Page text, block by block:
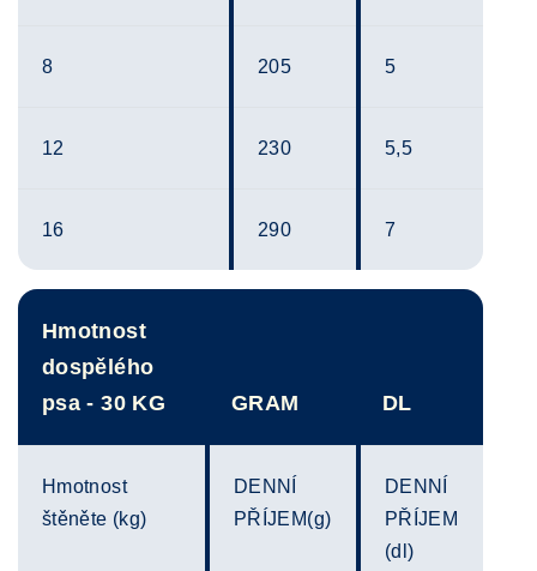
8 205 5
12 230 5,5
16 290 7
Hmotnost
dospělého
psa - 30 KG
GRAM DL
Hmotnost
štěněte (kg)
DENNÍ
PŘÍJEM(g)
DENNÍ
PŘÍJEM
(dl)